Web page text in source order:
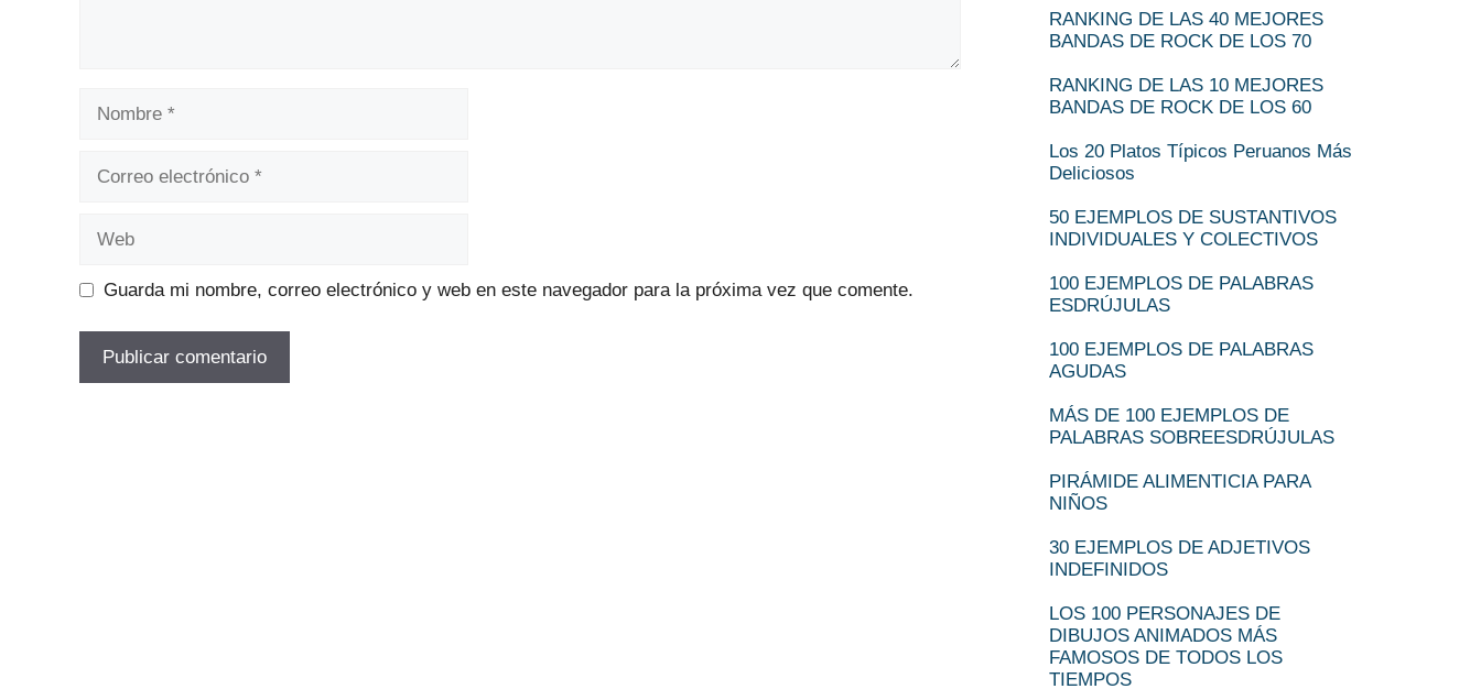
Guarda mi nombre, correo electrónico y web en este navegador para la próxima vez que comente.
RANKING DE LAS 40 MEJORES
BANDAS DE ROCK DE LOS 70
RANKING DE LAS 10 MEJORES
BANDAS DE ROCK DE LOS 60
Los 20 Platos Típicos Peruanos Más
Deliciosos
50 EJEMPLOS DE SUSTANTIVOS
INDIVIDUALES Y COLECTIVOS
100 EJEMPLOS DE PALABRAS
ESDRÚJULAS
100 EJEMPLOS DE PALABRAS
AGUDAS
MÁS DE 100 EJEMPLOS DE
PALABRAS SOBREESDRÚJULAS
PIRÁMIDE ALIMENTICIA PARA
NIÑOS
30 EJEMPLOS DE ADJETIVOS
INDEFINIDOS
LOS 100 PERSONAJES DE
DIBUJOS ANIMADOS MÁS
FAMOSOS DE TODOS LOS
TIEMPOS